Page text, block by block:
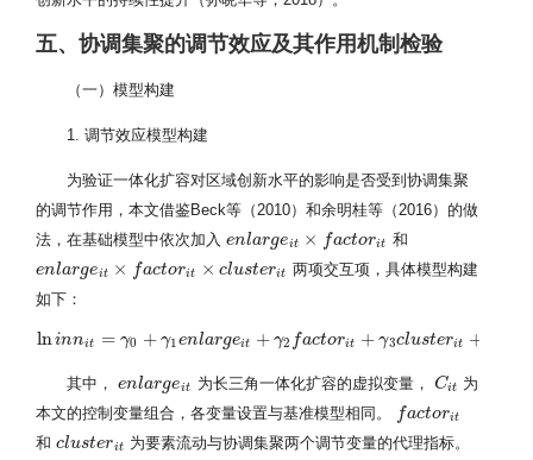
五、协调集聚的调节效应及其作用机制检验
（一）模型构建
1. 调节效应模型构建
为验证一体化扩容对区域创新水平的影响是否受到协调集聚
的调节作用，本文借鉴Beck等（2010）和余明桂等（2016）的做
法，在基础模型中依次加入enlargeit × factorit
enlargeit×f ac orit 和
enlargeit × factorit × clusterit
enlargeit×f ac orit×cluste rit
两项交互项，具体模型构建
如下：
lninnit = γ0 + γ1enlargeit + γ2 factorit + γ3clusterit +
lninnit=γ 0+γ1e nla rgeit+γ2factor t+ γ3clusterit+γ 4e nlargeit×factorit
其中， enlargeit
enlargeit 为长三角一体化扩容的虚拟变量， Cit
Cit
为
本文的控制变量组合，各变量设置与基准模型相同。
factorit
factorit
和clusterit
clusterit
为要素流动与协调集聚两个调节变量的代理指标。